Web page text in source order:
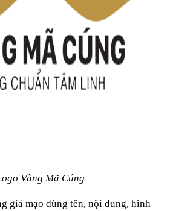
Vàng Mã Cúng
giả mạo dùng tên, nội dung, hình